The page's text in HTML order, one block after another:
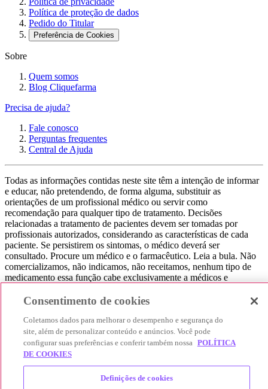
Política de proteção de dados
Pedido do Titular
Preferência de Cookies
Sobre
Quem somos
Blog Cliquefarma
Precisa de ajuda?
Fale conosco
Perguntas frequentes
Central de Ajuda
Todas as informações contidas neste site têm a intenção de informar
e educar, não pretendendo, de forma alguma, substituir as
orientações de um profissional médico ou servir como
recomendação para qualquer tipo de tratamento. Decisões
relacionadas a tratamento de pacientes devem ser tomadas por
profissionais autorizados, considerando as características de cada
paciente. Se persistirem os sintomas, o médico deverá ser
consultado. Procure um médico e o farmacêutico. Leia a bula. Não
comercializamos, não indicamos, não receitamos, nenhum tipo de
medicamento essa função cabe exclusivamente a médicos e
consultar seu médico. Não somos uma loja ou marketplace, ou seja,
que você encontre o preço mais barato, comparando os preços de
produtos farmacêuticos. Contribuímos e damos auxílio para que sua
experiência seja bem-sucedida, mas a finalização da compra
acontece nos sites das nossas lojas parceiras.
© 2025 Afya Participações S.A. - todos os direitos reservados.
Alameda Lorena, 269 - Jardim Paulista - São Paulo / SP - CEP.:
Consentimento de cookies
Coletamos dados para melhorar o desempenho e segurança do
site, além de personalizar conteúdo e anúncios. Você pode
configurar suas preferências e conferir também nossa POLÍTICA
DE COOKIES
Definições de cookies